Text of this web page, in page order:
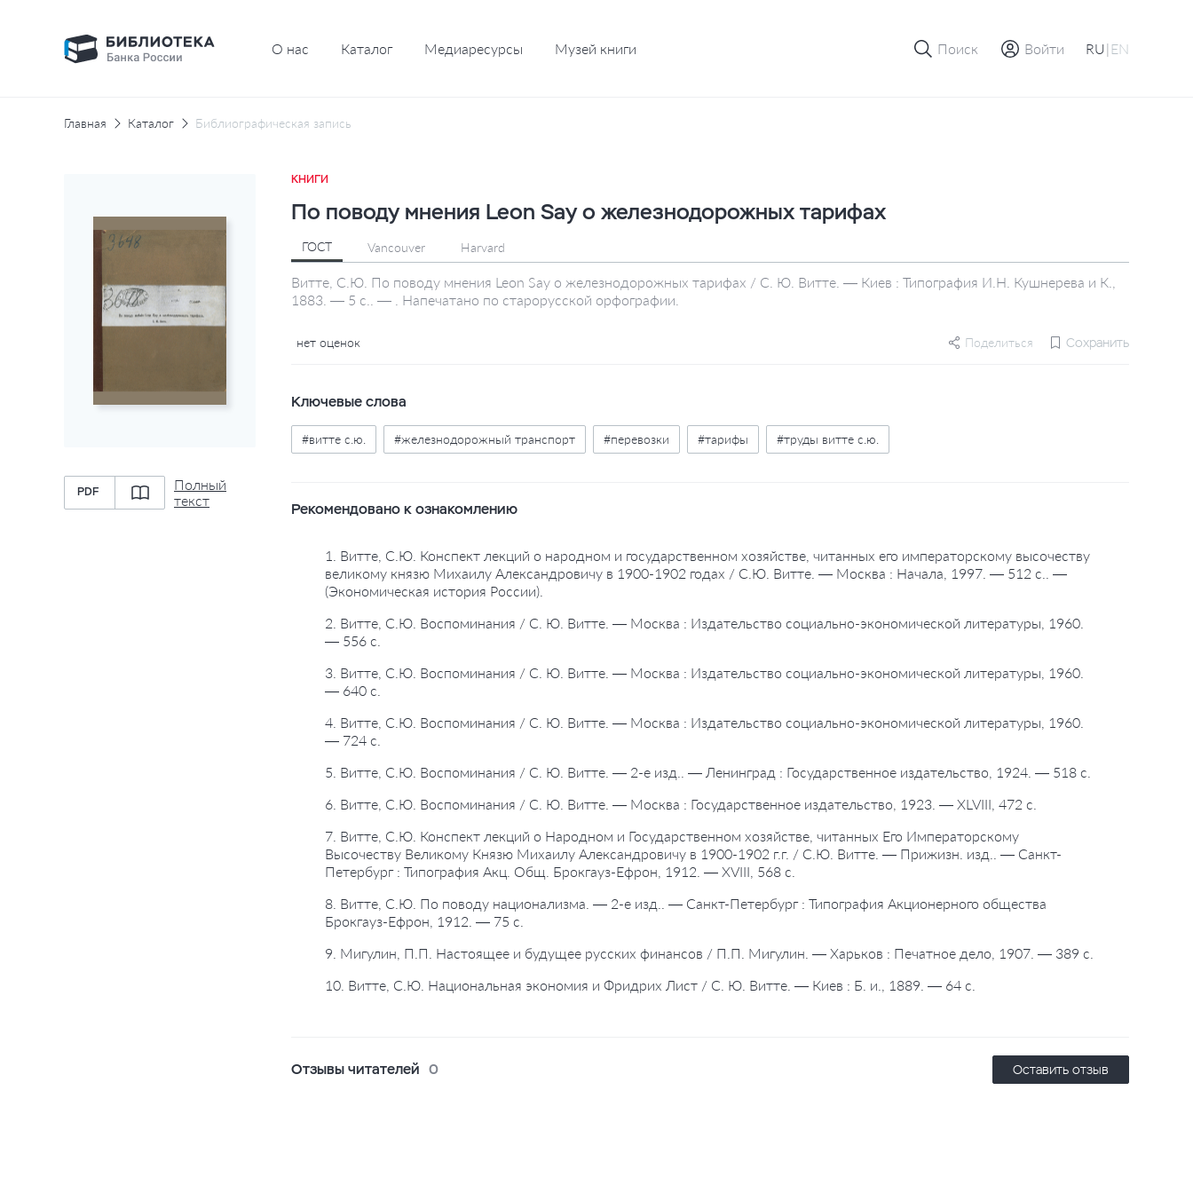
О нас Каталог Медиаресурсы Музей книги Поиск Войти RU| EN
Главная Каталог Библиографическая запись
PDF
Полный
текст
КНИГИ
По поводу мнения Leon Say о железнодорожных тарифах
ГОСТ Vancouver Harvard
Витте, С.Ю. По поводу мнения Leon Say о железнодорожных тарифах / С. Ю. Витте. — Киев : Типография И.Н. Кушнерева и К.,
1883. — 5 с.. — . Напечатано по старорусской орфографии.
нет оценок Поделиться Сохранить
Ключевые слова
#витте с.ю. #железнодорожный транспорт #перевозки #тарифы #труды витте с.ю.
Рекомендовано к ознакомлению
1. Витте, С.Ю. Конспект лекций о народном и государственном хозяйстве, читанных его императорскому высочеству
великому князю Михаилу Александровичу в 1900-1902 годах / С.Ю. Витте. — Москва : Начала, 1997. — 512 с.. —
(Экономическая история России).
2. Витте, С.Ю. Воспоминания / С. Ю. Витте. — Москва : Издательство социально-экономической литературы, 1960.
— 556 с.
3. Витте, С.Ю. Воспоминания / С. Ю. Витте. — Москва : Издательство социально-экономической литературы, 1960.
— 640 с.
4. Витте, С.Ю. Воспоминания / С. Ю. Витте. — Москва : Издательство социально-экономической литературы, 1960.
— 724 с.
5. Витте, С.Ю. Воспоминания / С. Ю. Витте. — 2-е изд.. — Ленинград : Государственное издательство, 1924. — 518 с.
6. Витте, С.Ю. Воспоминания / С. Ю. Витте. — Москва : Государственное издательство, 1923. — XLVIII, 472 с.
7. Витте, С.Ю. Конспект лекций о Народном и Государственном хозяйстве, читанных Его Императорскому
Высочеству Великому Князю Михаилу Александровичу в 1900-1902 г.г. / С.Ю. Витте. — Прижизн. изд.. — Санкт-
Петербург : Типография Акц. Общ. Брокгауз-Ефрон, 1912. — XVIII, 568 с.
8. Витте, С.Ю. По поводу национализма. — 2-е изд.. — Санкт-Петербург : Типография Акционерного общества
Брокгауз-Ефрон, 1912. — 75 с.
9. Мигулин, П.П. Настоящее и будущее русских финансов / П.П. Мигулин. — Харьков : Печатное дело, 1907. — 389 с.
10. Витте, С.Ю. Национальная экономия и Фридрих Лист / С. Ю. Витте. — Киев : Б. и., 1889. — 64 с.
Отзывы читателей 0 Оставить отзыв